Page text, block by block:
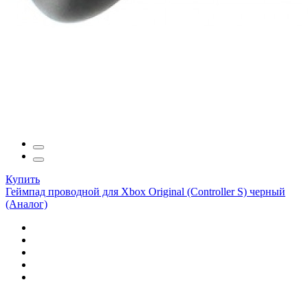
Купить
Геймпад проводной для Xbox Original (Controller S) черный
(Аналог)